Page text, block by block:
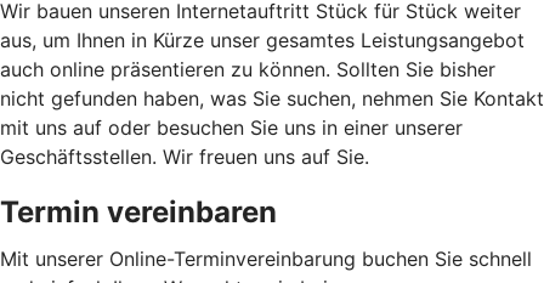
Wir bauen unseren Internetauftritt Stück für Stück weiter
aus, um Ihnen in Kürze unser gesamtes Leistungsangebot
auch online präsentieren zu können. Sollten Sie bisher
nicht gefunden haben, was Sie suchen, nehmen Sie Kontakt
mit uns auf oder besuchen Sie uns in einer unserer
Geschäftsstellen. Wir freuen uns auf Sie.
Termin vereinbaren
Mit unserer Online-Terminvereinbarung buchen Sie schnell